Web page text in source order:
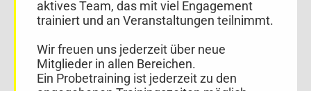
aktives Team, das mit viel Engagement
trainiert und an Veranstaltungen teilnimmt.
Wir freuen uns jederzeit über neue
Mitglieder in allen Bereichen.
Ein Probetraining ist jederzeit zu den